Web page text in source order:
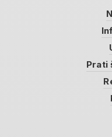
Prati